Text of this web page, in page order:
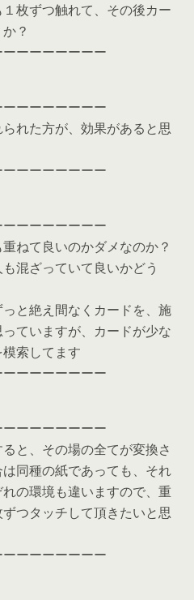
枚ずつ触れて、その後カー
？
ーーーーーーー
ーーーーーーー
れた方が、効果があると思
ーーーーーーー
ーーーーーーー
ねて良いのかダメなのか？
混ざっていて良いかどう
と絶え間なくカードを、施
ていますが、カードが少な
索してます
ーーーーーーー
ーーーーーーー
と、その場の全てが変換さ
同種の紙であっても、それ
の環境も違いますので、重
つタッチして頂きたいと思
ーーーーーーー